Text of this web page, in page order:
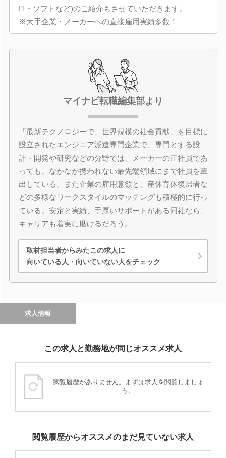
IT・ソフトなど)のご紹介もさせていただきます。
※大手企業・メーカーへの直接雇用実績多数！
マイナビ転職編集部より
「最新テクノロジーで、世界規模の社会貢献」を目標に
設立されたエンジニア派遣専門企業で、専門とする設
計・開発や研究などの分野では、メーカーの正社員であ
っても、なかなか携われない最先端領域にまで社員を輩
出している。また企業の雇用意欲と、産休育休復帰者な
どの多様なワークスタイルのマッチングも積極的に行っ
ている。安定と実績、手厚いサポートがある同社なら、
キャリアも着実に磨けるだろう。
取材担当者からみたこの求人に
向いている人・向いていない人をチェック
求人情報
この求人と勤務地が同じオススメ求人
閲覧履歴がありません。まずは求人を閲覧しましょ
う。
閲覧履歴からオススメのまだ見ていない求人